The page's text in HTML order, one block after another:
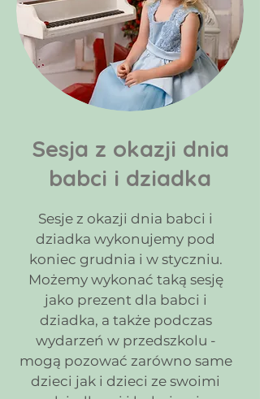
Sesja z okazji dnia
babci i dziadka
Sesje z okazji dnia babci i
dziadka wykonujemy pod
koniec grudnia i w styczniu.
Możemy wykonać taką sesję
jako prezent dla babci i
dziadka, a także podczas
wydarzeń w przedszkolu -
mogą pozować zarówno same
dzieci jak i dzieci ze swoimi